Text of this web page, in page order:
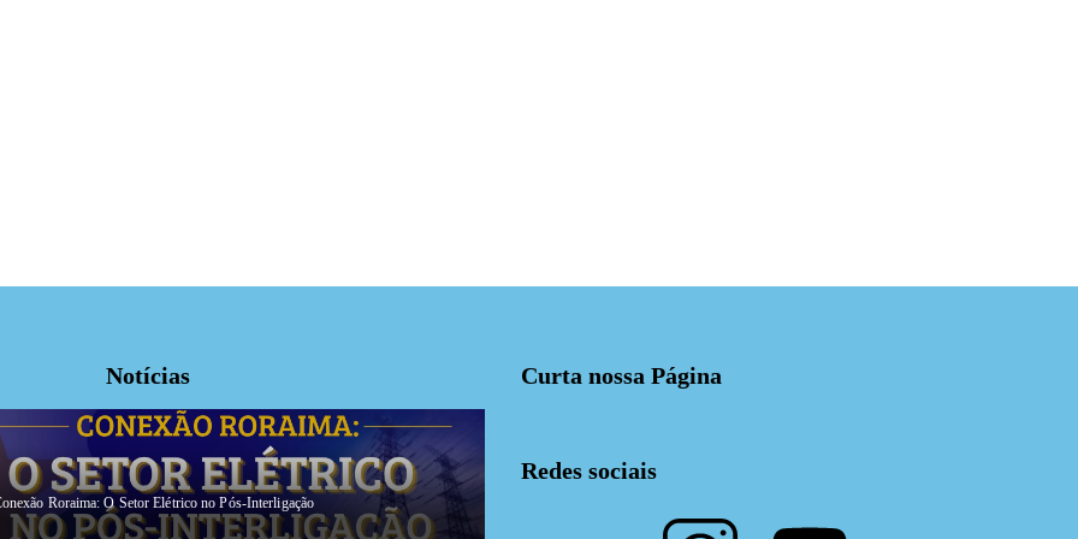
Notícias
Roraima: O Setor Elétrico no Pós-Interligação
Curta nossa Página
Redes sociais